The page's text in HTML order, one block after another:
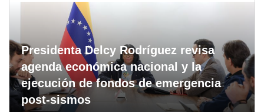
Presidenta Delcy Rodríguez revisa
agenda económica nacional y la
ejecución de fondos de emergencia
post-sismos